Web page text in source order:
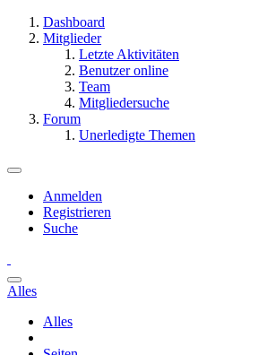
Dashboard
Mitglieder
Letzte Aktivitäten
Benutzer online
Team
Mitgliedersuche
Forum
Unerledigte Themen
Anmelden
Registrieren
Suche
Alles
Alles